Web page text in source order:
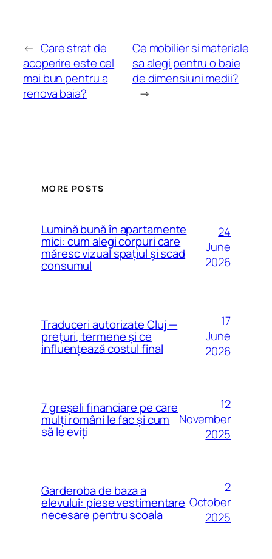
← Care strat de
acoperire este cel
mai bun pentru a
renova baia?
Ce mobilier si materiale
sa alegi pentru o baie
de dimensiuni medii?
→
MORE POSTS
Lumină bună în apartamente
mici: cum alegi corpuri care
măresc vizual spațiul și scad
consumul
24
June
2026
Traduceri autorizate Cluj —
prețuri, termene și ce
influențează costul final
17
June
2026
7 greșeli financiare pe care
mulți români le fac și cum
să le eviți
12
November
2025
Garderoba de baza a
elevului: piese vestimentare
necesare pentru scoala
2
October
2025